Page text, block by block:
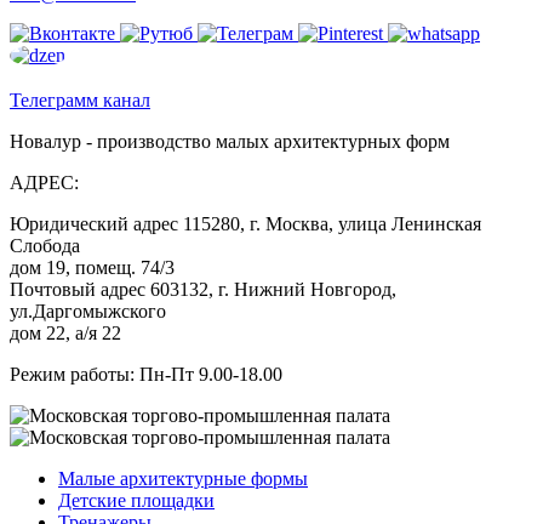
Телеграмм канал
Новалур - производство малых архитектурных форм
АДРЕС:
Юридический адрес 115280, г. Москва, улица Ленинская
Слобода
дом 19, помещ. 74/3
Почтовый адрес 603132, г. Нижний Новгород,
ул.Даргомыжского
дом 22, а/я 22
Режим работы: Пн-Пт 9.00-18.00
Малые архитектурные формы
Детские площадки